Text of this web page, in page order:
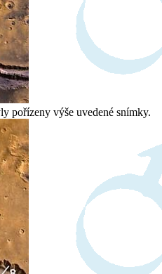
pořízeny výše uvedené snímky.